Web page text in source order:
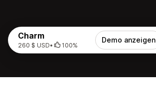
Charm
260 $ USD• 100%
Demo anzeigen